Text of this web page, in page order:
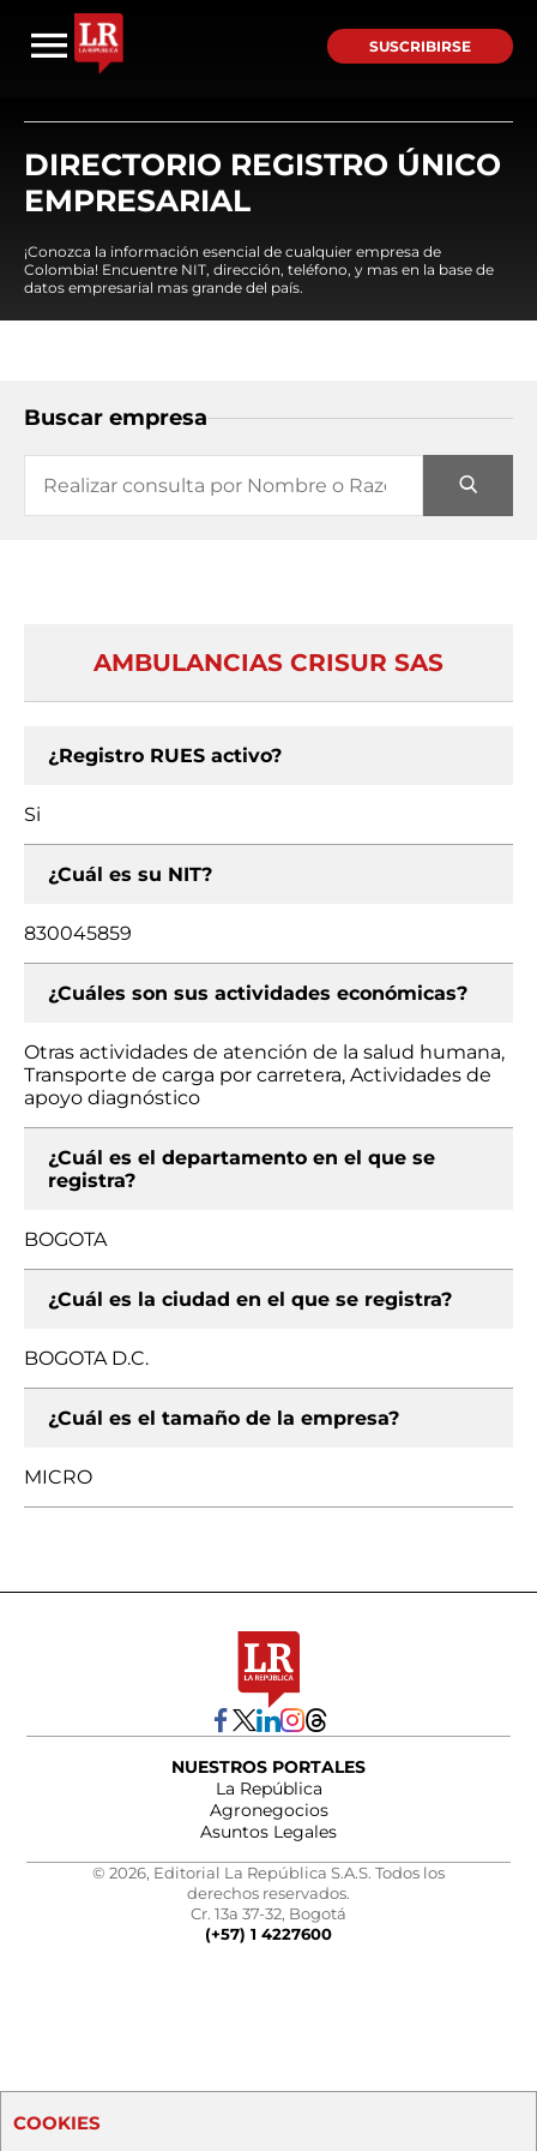
SUSCRIBIRSE
DIRECTORIO REGISTRO ÚNICO
EMPRESARIAL
¡Conozca la información esencial de cualquier empresa de
Colombia! Encuentre NIT, dirección, teléfono, y mas en la base de
datos empresarial mas grande del país.
Buscar empresa
AMBULANCIAS CRISUR SAS
¿Registro RUES activo?
Si
¿Cuál es su NIT?
830045859
¿Cuáles son sus actividades económicas?
Otras actividades de atención de la salud humana,
Transporte de carga por carretera, Actividades de
apoyo diagnóstico
¿Cuál es el departamento en el que se
registra?
BOGOTA
¿Cuál es la ciudad en el que se registra?
BOGOTA D.C.
¿Cuál es el tamaño de la empresa?
MICRO
NUESTROS PORTALES
La República
Agronegocios
Asuntos Legales
© 2026, Editorial La República S.A.S. Todos los
derechos reservados.
Cr. 13a 37-32, Bogotá
(+57) 1 4227600
COOKIES